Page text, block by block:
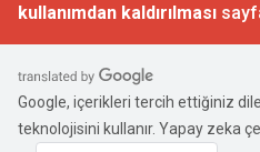
kullanımdan kaldırılması
Google, içerikleri tercih ettiğiniz
teknolojisini kullanır. Yapay zeka